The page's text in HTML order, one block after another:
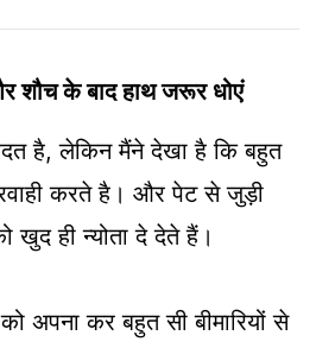
शौच के बाद हाथ जरूर धोएं
है, लेकिन मैंने देखा है कि बहुत
करते है। और पेट से जुड़ी
खुद ही न्योता दे देते हैं।
अपना कर बहुत सी बीमारियों से